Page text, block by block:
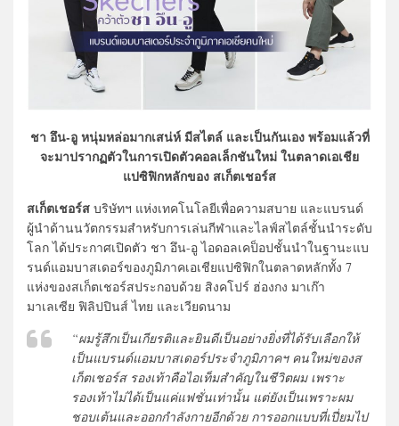
ชา อึน-อู หนุ่มหล่อมากเสน่ห์ มีสไตล์ และเป็นกันเอง พร้อมแล้วที่
จะมาปรากฏตัวในการเปิดตัวคอลเล็กชันใหม่ ในตลาดเอเชีย
แปซิฟิกหลักของ สเก็ตเชอร์ส
สเก็ตเชอร์ส บริษัทฯ แห่งเทคโนโลยีเพื่อความสบาย และแบรนด์
ผู้นำด้านนวัตกรรมสำหรับการเล่นกีฬาและไลฟ์สไตล์ชั้นนำระดับ
โลก ได้ประกาศเปิดตัว ชา อึน-อู ไอดอลเคป็อปชั้นนำในฐานะแบ
รนด์แอมบาสเดอร์ของภูมิภาคเอเชียแปซิฟิกในตลาดหลักทั้ง 7
แห่งของสเก็ตเชอร์สประกอบด้วย สิงคโปร์ ฮ่องกง มาเก๊า
มาเลเซีย ฟิลิปปินส์ ไทย และเวียดนาม
“ผมรู้สึกเป็นเกียรติและยินดีเป็นอย่างยิ่งที่ได้รับเลือกให้
เป็นแบรนด์แอมบาสเดอร์ประจำภูมิภาคฯ คนใหม่ของส
เก็ตเชอร์ส รองเท้าคือไอเท็มสำคัญในชีวิตผม เพราะ
รองเท้าไม่ได้เป็นแค่แฟชั่นเท่านั้น แต่ยังเป็นเพราะผม
ชอบเต้นและออกกำลังกายอีกด้วย การออกแบบที่เปี่ยมไป